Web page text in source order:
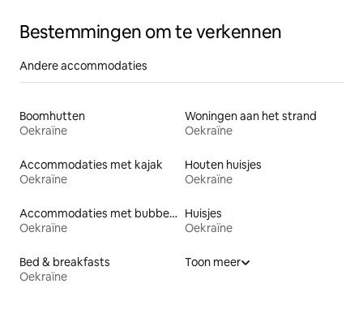
Bestemmingen om te verkennen
Andere accommodaties
Boomhutten
Oekraïne
Woningen aan het strand
Oekraïne
Accommodaties met kajak
Oekraïne
Houten huisjes
Oekraïne
Accommodaties met bubbelbad
Oekraïne
Huisjes
Oekraïne
Bed & breakfasts
Oekraïne
Toon meer